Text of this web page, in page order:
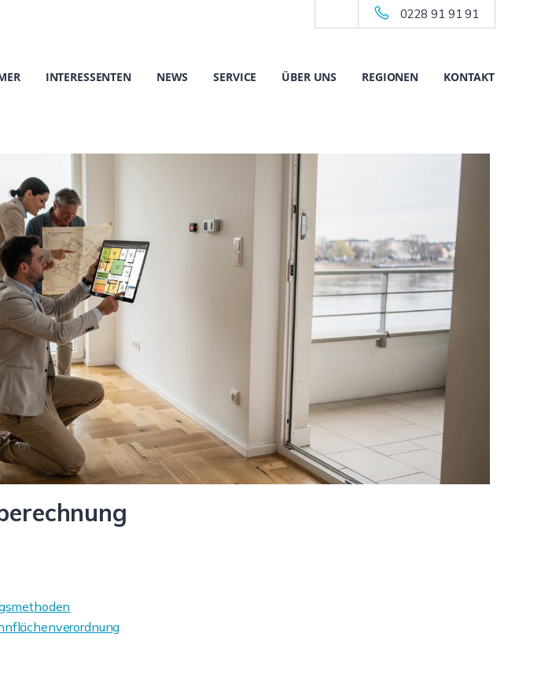
0228 91 91 91
INTERESSENTEN NEWS SERVICE ÜBER UNS REGIONEN KONTAKT
NEU
360°
Haus mit
vis-à-vis!
ZUM EXPOSE
Röttgen: viel Platz im
Haus und im Garten
ZUM EXPOSE
NEU
Raumwunder,